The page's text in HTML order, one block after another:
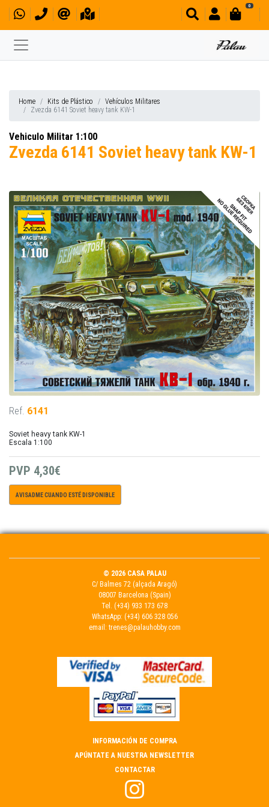
0
Home Kits de Plástico
Vehículos Militares
Zvezda 6141 Soviet heavy tank KW-1
Vehiculo Militar 1:100
Zvezda 6141 Soviet heavy tank KW-1
Ref. 6141
Soviet heavy tank KW-1
Escala 1:100
PVP 4,30€
AVISADME CUANDO ESTÉ DISPONIBLE
© 2026 CASA PALAU
C/ Balmes 72 (alçada Aragó)
08007 Barcelona (Spain)
Tel. (+34) 933 173 678
WhatsApp: (+34) 606 328 056
email: trenes@palauhobby.com
INFORMACIÓN DE COMPRA
APÚNTATE A NUESTRA NEWSLETTER
CONTACTAR